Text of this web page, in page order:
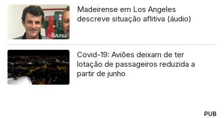
Madeirense em Los Angeles
descreve situação aflitiva (áudio)
Covid-19: Aviões deixam de ter
lotação de passageiros reduzida a
partir de junho
PUB